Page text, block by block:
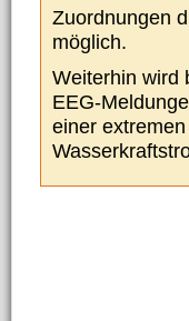
Zuordnungen
möglich.
Weiterhin wird
EEG-
einer